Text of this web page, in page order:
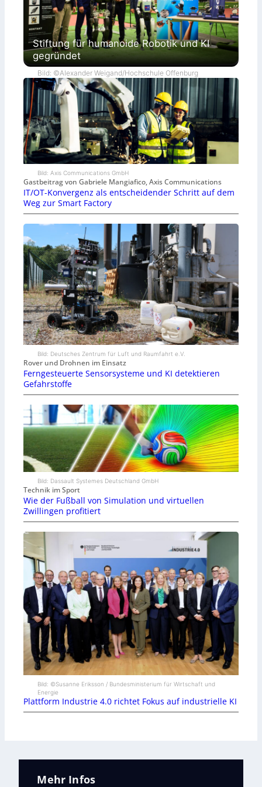
Stiftung für humanoide Robotik und KI
gegründet
Bild: ©Alexander Weigand/Hochschule Offenburg
Bild: Axis Communications GmbH
Gastbeitrag von Gabriele Mangiafico, Axis Communications
IT/OT-Konvergenz als entscheidender Schritt auf dem
Weg zur Smart Factory
Bild: Deutsches Zentrum für Luft und Raumfahrt e.V.
Rover und Drohnen im Einsatz
Ferngesteuerte Sensorsysteme und KI detektieren
Gefahrstoffe
Bild: Dassault Systemes Deutschland GmbH
Technik im Sport
Wie der Fußball von Simulation und virtuellen
Zwillingen profitiert
Bild: ©Susanne Eriksson / Bundesministerium für Wirtschaft und
Energie
Plattform Industrie 4.0 richtet Fokus auf industrielle KI
Mehr Infos